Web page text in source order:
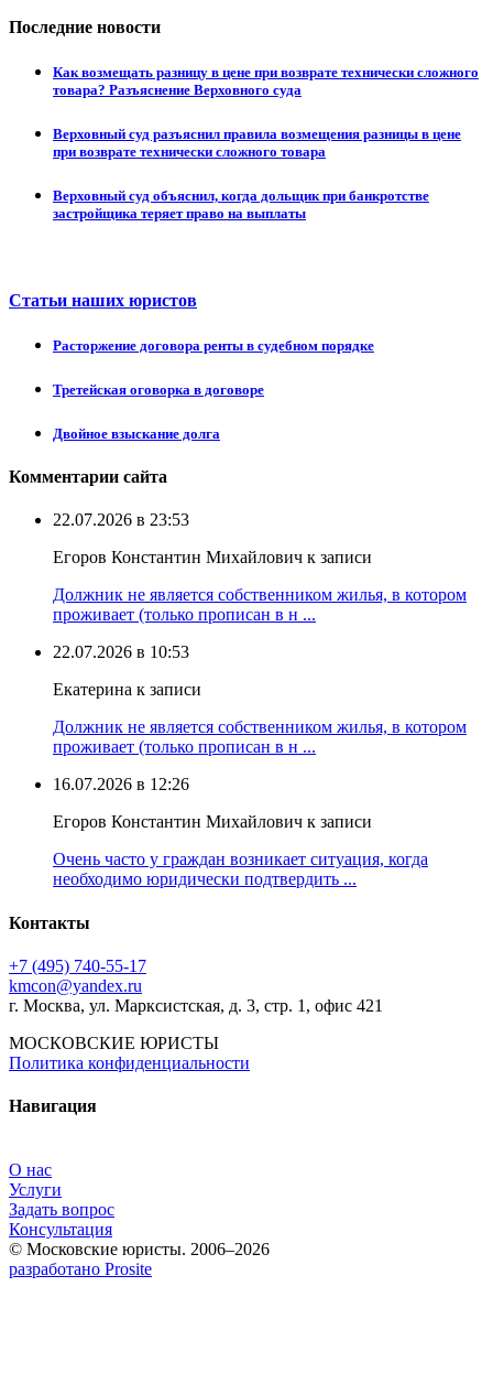
Последние новости
Как возмещать разницу в цене при возврате технически сложного
товара? Разъяснение Верховного суда
Верховный суд разъяснил правила возмещения разницы в цене
при возврате технически сложного товара
Верховный суд объяснил, когда дольщик при банкротстве
застройщика теряет право на выплаты
Статьи наших юристов
Расторжение договора ренты в судебном порядке
Третейская оговорка в договоре
Двойное взыскание долга
Комментарии сайта
22.07.2026 в 23:53
Егоров Константин Михайлович к записи
Должник не является собственником жилья, в котором
проживает (только прописан в н ...
22.07.2026 в 10:53
Екатерина к записи
Должник не является собственником жилья, в котором
проживает (только прописан в н ...
16.07.2026 в 12:26
Егоров Константин Михайлович к записи
Очень часто у граждан возникает ситуация, когда
необходимо юридически подтвердить ...
Контакты
+7 (495) 740‑55‑17
kmcon@yandex.ru
г. Москва, ул. Марксистская, д. 3, стр. 1, офис 421
МОСКОВСКИЕ ЮРИСТЫ
Политика конфиденциальности
Навигация
О нас
Услуги
Задать вопрос
Консультация
© Московские юристы. 2006–2026
разработано Prosite